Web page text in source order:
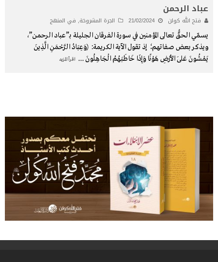
عباد الرحمن
فتح الله كولن 21/02/2024 الجرة المشروخة, في المنهج
يسمّي الحقُّ تعالى المؤمنين في سورة الفرقان الجليلة بـ”عباد الرحمن”،
ويذكر بعض صفاتهم؛ إذ تقول الآية الكريمة: ﴿وَعِبَادُ الرَّحْمَنِ الَّذِينَ
يَمْشُونَ عَلَى الأَرْضِ هَوْنًا وَإِذَا خَاطَبَهُمُ الْجَاهِلُونَ ... اقرأ المزيد